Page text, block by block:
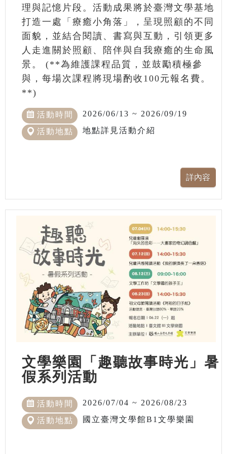
理與記憶片段。活動成果將於臺灣文學基地
打造一處「療癒小角落」，呈現照顧的不同
面貌，並結合閱讀、書寫與互動，引領更多
人走進關於照顧、陪伴與自我療癒的生命風
景。 (**為維護課程品質，並鼓勵積極參
與，每場次課程將現場酌收100元報名費。
**)
活動時間 2026/06/13 ~ 2026/09/19
活動地點 地點詳見活動介紹
文學樂園「趣聽故事時光」暑
假系列活動
活動時間 2026/07/04 ~ 2026/08/23
活動地點 國立臺灣文學館B1文學樂園